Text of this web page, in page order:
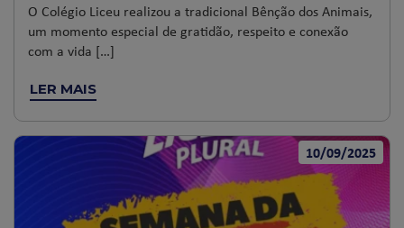
O Colégio Liceu realizou a tradicional Bênção dos Animais,
um momento especial de gratidão, respeito e conexão
com a vida […]
LER MAIS
10/09/2025